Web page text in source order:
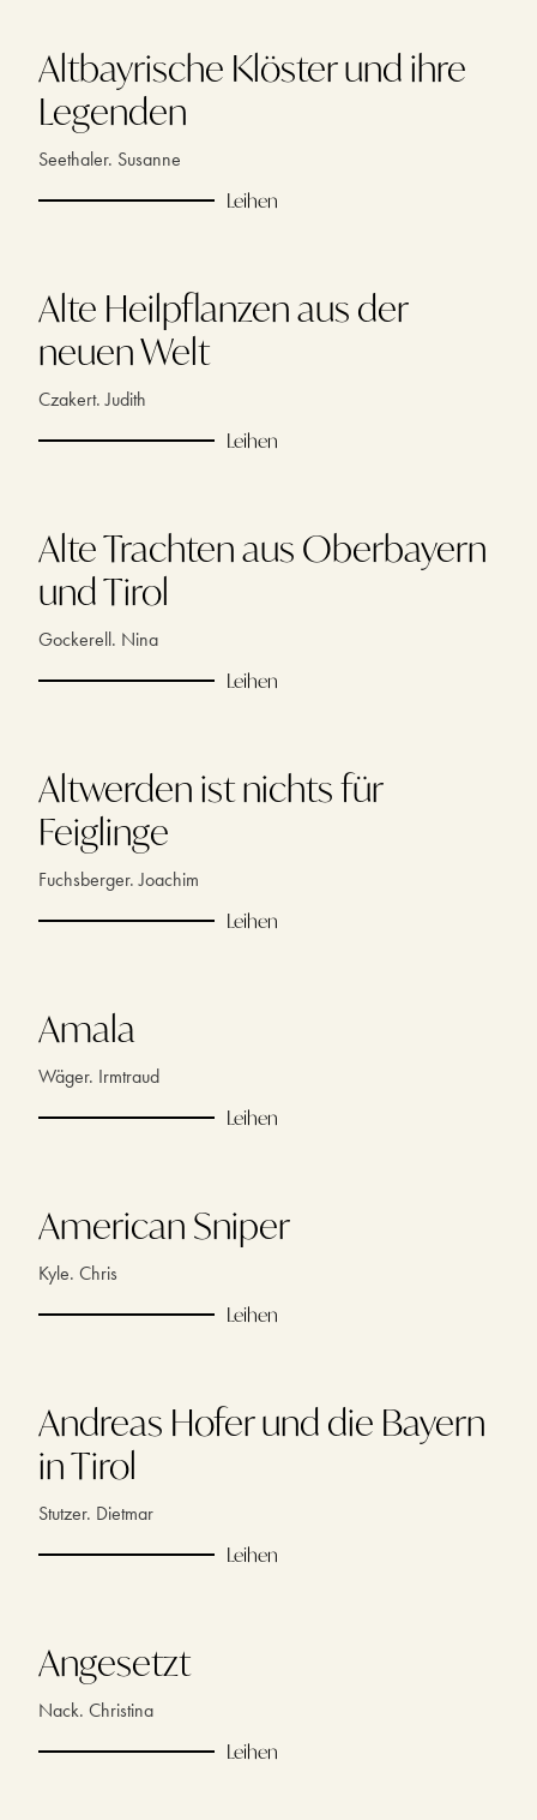
Altbayrische Klöster und ihre
Legenden
Seethaler. Susanne
Leihen
Alte Heilpflanzen aus der
neuen Welt
Czakert. Judith
Leihen
Alte Trachten aus Oberbayern
und Tirol
Gockerell. Nina
Leihen
Altwerden ist nichts für
Feiglinge
Fuchsberger. Joachim
Leihen
Amala
Wäger. Irmtraud
Leihen
American Sniper
Kyle. Chris
Leihen
Andreas Hofer und die Bayern
in Tirol
Stutzer. Dietmar
Leihen
Angesetzt
Nack. Christina
Leihen